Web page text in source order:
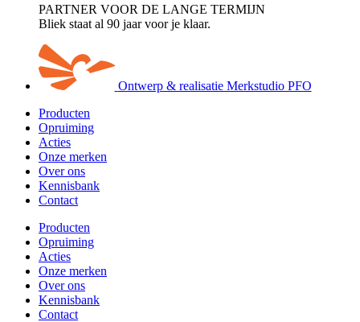
PARTNER VOOR DE LANGE TERMIJN
Bliek staat al 90 jaar voor je klaar.
Ontwerp & realisatie Merkstudio PFO
Producten
Opruiming
Acties
Onze merken
Over ons
Kennisbank
Contact
Producten
Opruiming
Acties
Onze merken
Over ons
Kennisbank
Contact